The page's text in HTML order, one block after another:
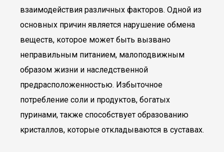
взаимодействия различных факторов. Одной из
основных причин является нарушение обмена
веществ, которое может быть вызвано
неправильным питанием, малоподвижным
образом жизни и наследственной
предрасположенностью. Избыточное
потребление соли и продуктов, богатых
пуринами, также способствует образованию
кристаллов, которые откладываются в суставах.